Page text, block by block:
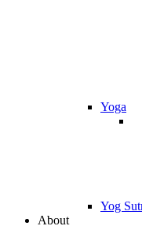
Yoga
Yog
About